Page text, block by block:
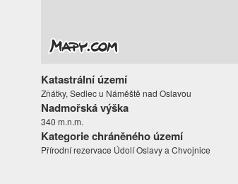
Katastrální území
Zňátky, Sedlec u Náměště nad Oslavou
Nadmořská výška
340 m.n.m.
Kategorie chráněného území
Přírodní rezervace Údolí Oslavy a Chvojnice